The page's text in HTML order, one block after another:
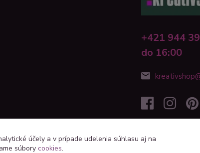
+421 944
do 16:00
účely a v prípade udelenia súhlasu aj na
súbory cookies.